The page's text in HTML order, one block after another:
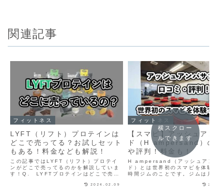
関連記事
フィットネス
LYFT（リフト）プロテインは
どこで売ってる？お試しセット
もある！料金なども解説！
この記事ではLYFT（リフト）プロテイ
ンがどこで売ってるのかを解説していま
す！Q. LYFTプロテインはどこで売っ
トで購入する必要があります！※店舗等
2024.02.09
フィットネス
【スマピ】アッシュア
ド（H ampersand）の
や評判！料金も！
H ampersand（アッシュアン
ド）とは世界初のスマピを体験
時間ジムのことです。ジムは
高級マシン「テクノジム」が導
横スクロー
ルできます